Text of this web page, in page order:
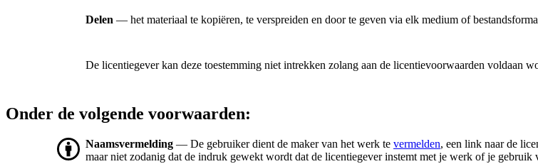
Delen — het materiaal te kopiëren, te verspreiden en door te geven via elk medium of
De licentiegever kan deze toestemming niet intrekken zolang aan de licentievoorwaarden voldaan
Onder de volgende voorwaarden:
Naamsvermelding — De gebruiker dient de maker van het werk te vermelden, een link naar de
maar niet zodanig dat de indruk gewekt wordt dat de licentiegever instemt met je werk of je gebruik